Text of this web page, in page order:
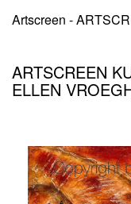
ARTSCREEN
ELLEN